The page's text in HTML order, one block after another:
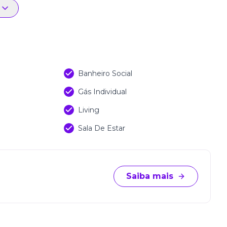
cozinha funcional, sala de estar acolhedora,
e eficiência.
está próximo a comércios, escolas,
Residenziale é a escolha perfeita para
Banheiro Social
Gás Individual
Living
Sala De Estar
Saiba mais